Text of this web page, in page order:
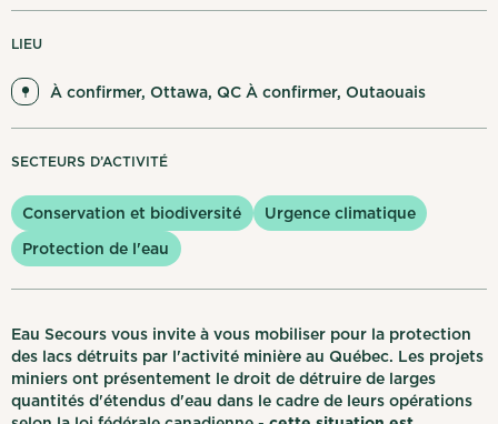
LIEU
À confirmer, Ottawa, QC À confirmer, Outaouais
SECTEURS D’ACTIVITÉ
Conservation et biodiversité Urgence climatique
Protection de l'eau
Eau Secours vous invite à vous mobiliser pour la protection
des lacs détruits par l'activité minière au Québec. Les projets
miniers ont présentement le droit de détruire de larges
quantités d'étendus d'eau dans le cadre de leurs opérations